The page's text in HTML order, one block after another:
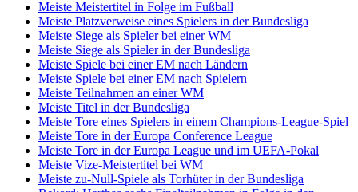
Meiste Meistertitel in Folge im Fußball
Meiste Platzverweise eines Spielers in der Bundesliga
Meiste Siege als Spieler bei einer WM
Meiste Siege als Spieler in der Bundesliga
Meiste Spiele bei einer EM nach Ländern
Meiste Spiele bei einer EM nach Spielern
Meiste Teilnahmen an einer WM
Meiste Titel in der Bundesliga
Meiste Tore eines Spielers in einem Champions-League-Spiel
Meiste Tore in der Europa Conference League
Meiste Tore in der Europa League und im UEFA-Pokal
Meiste Vize-Meistertitel bei WM
Meiste zu-Null-Spiele als Torhüter in der Bundesliga